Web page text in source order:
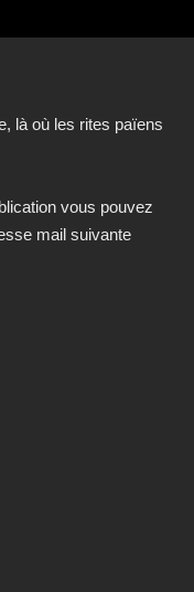
là où les rites païens
vous pouvez
mail suivante